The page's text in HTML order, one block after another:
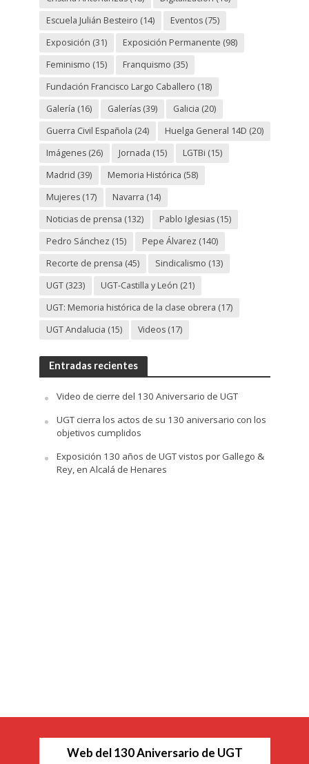
Escuela Julián Besteiro (14) Eventos(75)
Exposición (31) Exposición Permanente (98)
Feminismo (15) Franquismo (35)
Fundación Francisco Largo Caballero (18)
Galería (16) Galerías(39) Galicia (20)
Guerra Civil Española (24) Huelga General 14D (20)
Imágenes(26) Jornada (15) LGTBi (15)
Madrid (39) Memoria Histórica (58)
Mujeres(17) Navarra (14)
Noticias de prensa (132) Pablo Iglesias(15)
Pedro Sánchez (15) Pepe Álvarez (140)
Recorte de prensa (45) Sindicalismo (13)
UGT(323) UGT-Castilla y León (21)
UGT: Memoria histórica de la clase obrera (17)
UGT Andalucia (15) Videos(17)
Entradas recientes
Video de cierre del 130 Aniversario de UGT
UGT cierra los actos de su 130 aniversario con los
objetivos cumplidos
Exposición 130 años de UGT vistos por Gallego &
Rey, en Alcalá de Henares
Web del 130 Aniversario de UGT